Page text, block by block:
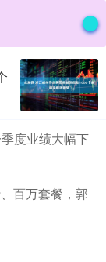
度业绩大幅下
百万套餐，郭